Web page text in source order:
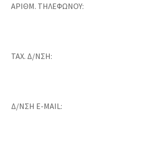
ΑΡΙΘΜ. ΤΗΛΕΦΩΝΟΥ:
ΤΑΧ. Δ/ΝΣΗ:
Δ/ΝΣΗ E-MAIL: